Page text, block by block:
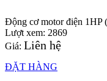
Động cơ motor điện 1HP
Lượt xem: 2869
Giá: Liên hệ
ĐẶT HÀNG